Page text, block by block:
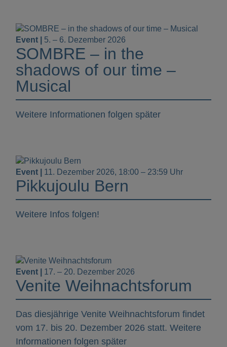
Event | 5. – 6. Dezember 2026
SOMBRE – in the
shadows of our time –
Musical
Weitere Informationen folgen später
Event | 11. Dezember 2026, 18:00 – 23:59 Uhr
Pikkujoulu Bern
Weitere Infos folgen!
Event | 17. – 20. Dezember 2026
Venite Weihnachtsforum
Das diesjährige Venite Weihnachtsforum findet
vom 17. bis 20. Dezember 2026 statt. Weitere
Informationen folgen später